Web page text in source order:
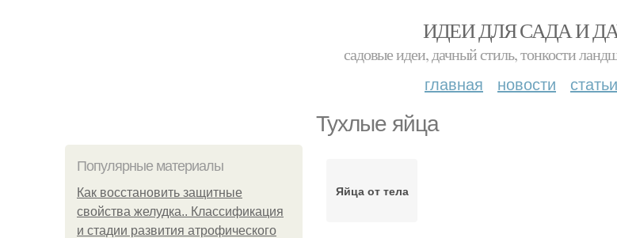
ИДЕИ ДЛЯ САДА И
садовые идеи, дачный стиль, тонкости
главная новости статьи
Тухлые яйца
Популярные материалы
Как восстановить защитные
свойства желудка.. Классификация
и стадии развития атрофического
Яйца от тела